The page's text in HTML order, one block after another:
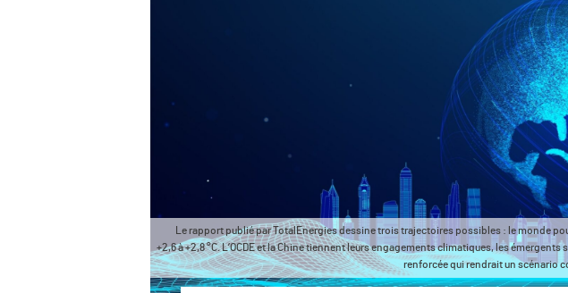
Le rapport publié par TotalEnergies dessine trois trajectoires possibles : le monde
+2,6 à +2,8 °C. L’OCDE et la Chine tiennent leurs engagements climatiques, les
renforcée qui rendrait un scénario